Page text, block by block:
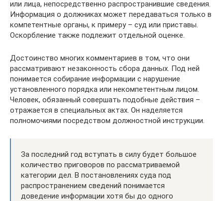
или лица, непосредственно распространившие сведения.
Информация о должниках может передаваться только в
компетентные органы, к примеру – суд или приставы.
Оскорбление также подлежит отдельной оценке.
Достоинство многих комментариев в том, что они
рассматривают незаконность сбора данных. Под ней
понимается собирание информации с нарушение
установленного порядка или некомпетентным лицом.
Человек, обязанный совершать подобные действия –
отражается в специальных актах. Он наделяется
полномочиями посредством должностной инструкции.
За последний год вступать в силу будет большое
количество приговоров по рассматриваемой
категории дел. В постановлениях суда под
распространением сведений понимается
доведение информации хотя бы до одного